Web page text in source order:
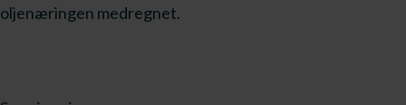
oljenæringen medregnet.